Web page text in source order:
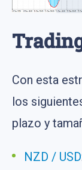
Con esta
los
plazo y
NZD / USD